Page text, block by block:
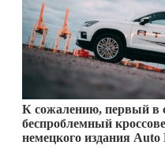
К сожалению, первый в
беспроблемный
немецкого издания Auto